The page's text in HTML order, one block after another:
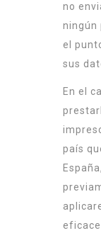
no
ningún
el
sus
En el
país